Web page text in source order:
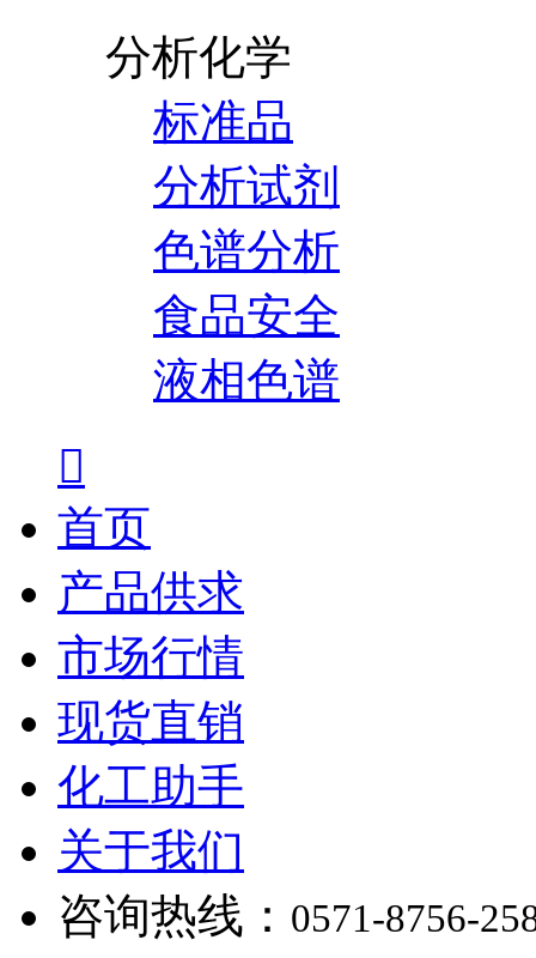
分析化学
标准品
分析试剂
色谱分析
食品安全
液相色谱

首页
产品供求
市场行情
现货直销
化工助手
关于我们
咨询热线： 0571-8756-